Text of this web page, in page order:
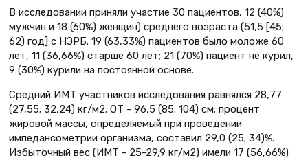
В исследовании приняли участие 30 пациентов, 12 (40%)
мужчин и 18 (60%) женщин) среднего возраста (51,5 [45;
62) год] с НЭРБ. 19 (63,33%) пациентов было моложе 60
лет, 11 (36,66%) старше 60 лет; 21 (70%) пациент не курил,
9 (30%) курили на постоянной основе.
Средний ИМТ участников исследования равнялся 28,77
(27,55; 32,24) кг/м2; ОТ - 96,5 (85; 104) см; процент
жировой массы, определяемый при проведении
импедансометрии организма, составил 29,0 (25; 34)%.
Избыточный вес (ИМТ - 25-29,9 кг/м2) имели 17 (56,66%)